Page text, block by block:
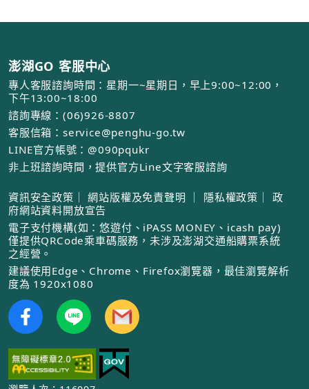
澎湖GO 客服中心
專人客服諮詢時間：星期一~星期日，早上9:00~12:00，
下午13:00~18:00
諮詢專線：(06)926-8807
客服信箱：service@penghu-go.tw
LINE官方帳號：@090pqukr
非上班諮詢時間，提供官方Line文字客服諮詢
資訊安全政策 ｜ 網站版權及免責聲明 ｜ 隱私權政策 ｜
政
府網站資料開放宣告
電子支付機構(如：悠遊付、iPASS MONEY、icash pay)
僅提供QRCode乘車碼服務，未涉及澎湖交通船購票系統
之經營。
建議使用Edge、Chrome、Firefox瀏覽器，最佳瀏覽解析
度為 1920x1080